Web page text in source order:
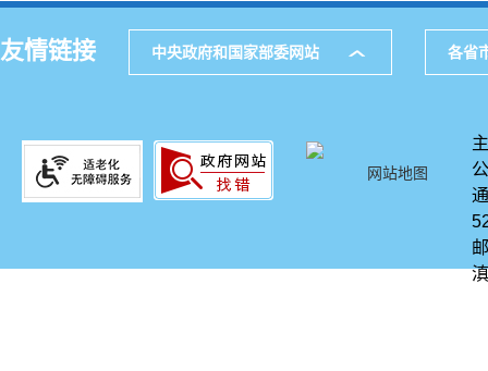
友情链接 中央政府和国家部委网站 各省
网站地图